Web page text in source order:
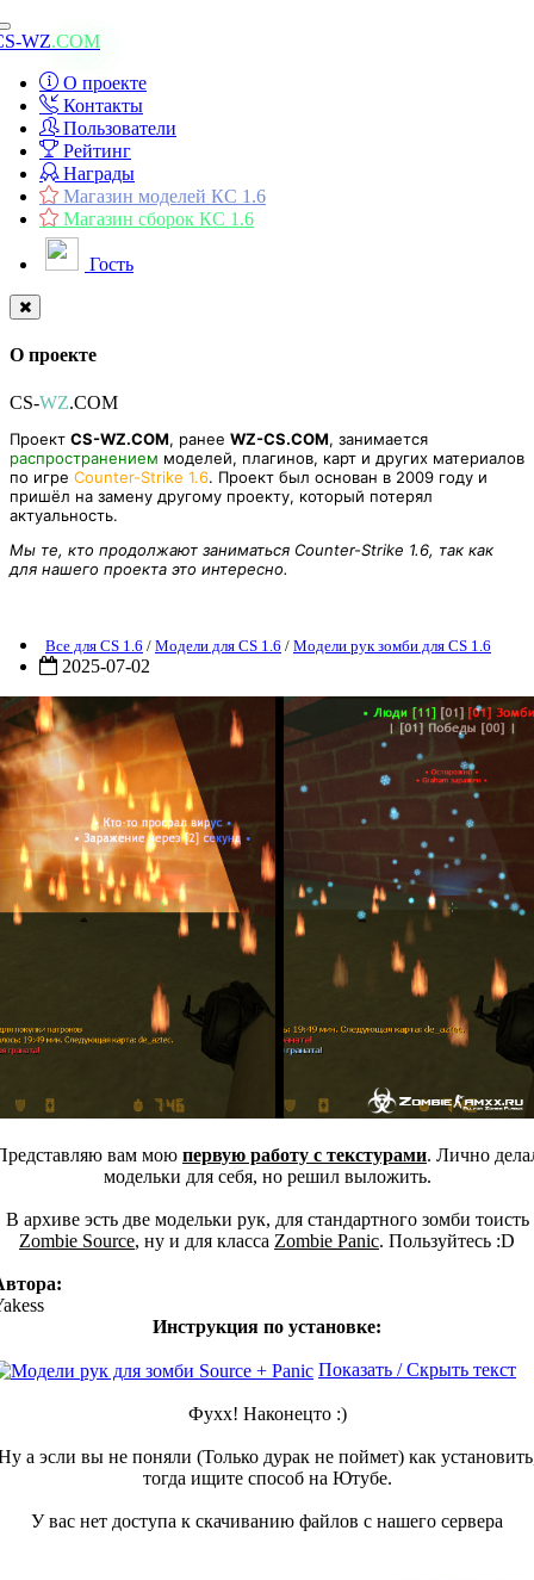
Toggle
navigation
WZ.COM
О проекте
Контакты
Пользователи
Рейтинг
Награды
Магазин моделей КС 1.6
Магазин сборок КС 1.6
Гость
О проекте
CS-WZ.COM
Проект CS-WZ.COM, ранее WZ-CS.COM, занимается
распространением моделей, плагинов, карт и других материалов
по игре Counter-Strike 1.6. Проект был основан в 2009 году и
пришёл на замену другому проекту, который потерял
актуальность.
Мы те, кто продолжают заниматься Counter-Strike 1.6, так как
для нашего проекта это интересно.
Все для CS 1.6 / Модели для CS 1.6 / Модели рук зомби для CS 1.6
2025-07-02
вам мою первую работу с текстурами. Лично
модельки для себя, но решил выложить.
В архиве эсть две модельки рук, для стандартного зомби тоисть
Zombie Source, ну и для класса Zombie Panic. Пользуйтесь :D
Инструкция по установке:
Показать / Скрыть текст
Фухх! Наконецто :)
а эсли вы не поняли (Только дурак не поймет) как
тогда ищите способ на Ютубе.
У вас нет доступа к скачиванию файлов с нашего сервера